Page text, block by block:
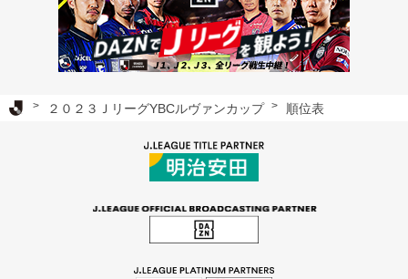
Ｊリーグ TOP
２０２３ＪリーグYBCルヴァンカップ 順位表